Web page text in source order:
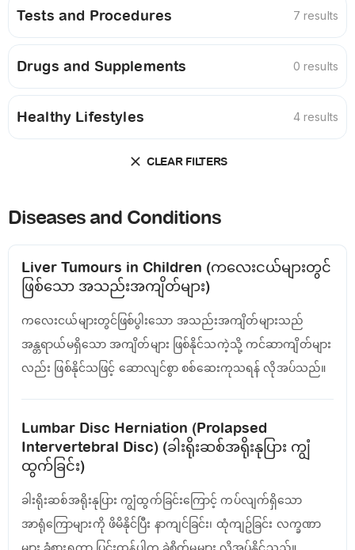
Tests and Procedures 7 results
Drugs and Supplements 0 results
Healthy Lifestyles 4 results
CLEAR FILTERS
Diseases and Conditions
Liver Tumours in Children (က‌လေးငယ်များတွင်
ဖြစ်သော အသည်းအကျိတ်များ)
ကလေးငယ်များတွင်ဖြစ်ပွါးသော အသည်းအကျိတ်များသည်
အန္တရာယ်မရှိသော အကျိတ်များ ဖြစ်နိုင်သကဲ့သို့ ကင်ဆာကျိတ်များ
လည်း ဖြစ်နိုင်သဖြင့် ဆောလျင်စွာ စစ်ဆေးကုသရန် လိုအပ်သည်။
Lumbar Disc Herniation (Prolapsed
Intervertebral Disc) (ခါးရိုးဆစ်အရိုးနုပြား ကျွံ
ထွက်ခြင်း)
ခါးရိုးဆစ်အရိုးနုပြား ကျွံထွက်ခြင်းကြောင့် ကပ်လျက်ရှိသော
အာရုံကြောများကို ဖိမိနိုင်ပြီး နာကျင်ခြင်း၊ ထုံကျဥ်ခြင်း လက္ခဏာ
များ ခံစားရကာ ပြင်းထန်ပါက ခွဲစိတ်မှုများ လိုအပ်နိုင်သည်။